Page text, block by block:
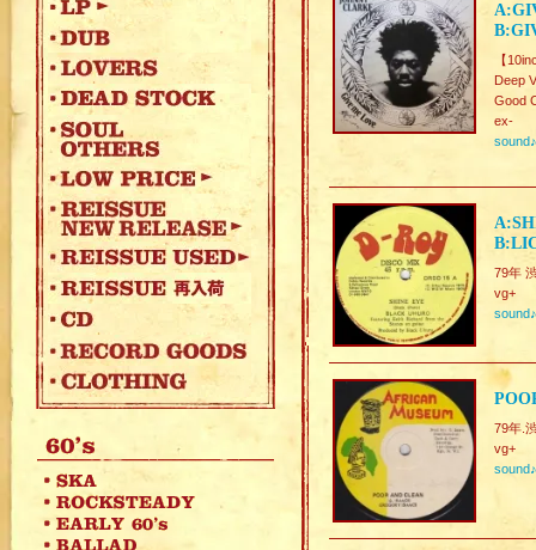
【
Deep
Good
ex-
sound♪
79年
vg+
sound♪
79年.
vg+
sound♪